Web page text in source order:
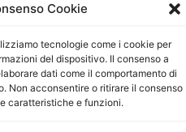
Cookie
tecnologie come i cookie per
del dispositivo. Il consenso a
dati come il comportamento di
Non acconsentire o ritirare il consenso
caratteristiche e funzioni.
srl– info@ladigitale.it